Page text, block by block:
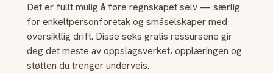
Det er fullt mulig å føre regnskapet selv — særlig
for enkeltpersonforetak og småselskaper med
oversiktlig drift. Disse seks gratis ressursene gir
deg det meste av oppslagsverket, opplæringen og
støtten du trenger underveis.